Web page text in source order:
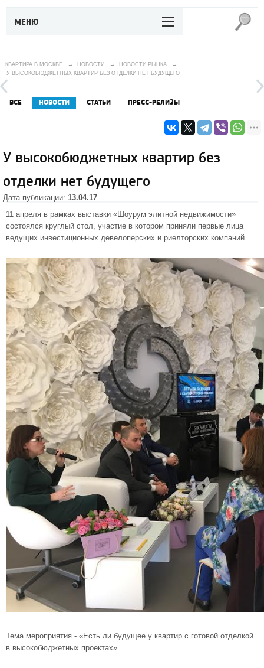
МЕНЮ
КВАРТИРА В МОСКВЕ → НОВОСТИ → НОВОСТИ РЫНКА
→
У ВЫСОКОБЮДЖЕТНЫХ КВАРТИР БЕЗ ОТДЕЛКИ НЕТ БУДУЩЕГО
ВСЕ НОВОСТИ СТАТЬИ ПРЕСС-РЕЛИЗЫ
У высокобюджетных квартир без
отделки нет будущего
Дата публикации: 13.04.17
11 апреля в рамках выставки «Шоурум элитной недвижимости»
состоялся круглый стол, участие в котором приняли первые лица
ведущих инвестиционных девелоперских и риелторских компаний.
Тема мероприятия - «Есть ли будущее у квартир с готовой отделкой
в высокобюджетных проектах».